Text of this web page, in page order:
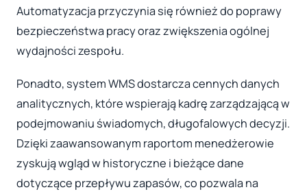
Automatyzacja przyczynia się również do poprawy
bezpieczeństwa pracy oraz zwiększenia ogólnej
wydajności zespołu.
Ponadto, system WMS dostarcza cennych danych
analitycznych, które wspierają kadrę zarządzającą w
podejmowaniu świadomych, długofalowych decyzji.
Dzięki zaawansowanym raportom menedżerowie
zyskują wgląd w historyczne i bieżące dane
dotyczące przepływu zapasów, co pozwala na